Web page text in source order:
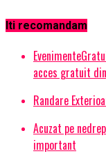
Iti recomandam
acces gratuit
Randare
Acuzat pe
important